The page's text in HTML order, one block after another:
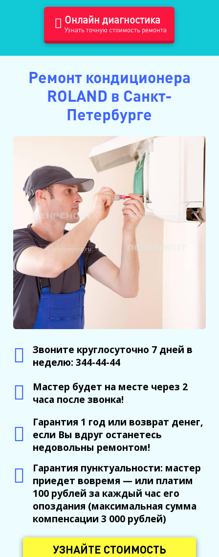
Онлайн диагностика
Узнать точную стоимость ремонта
Ремонт кондиционера
ROLAND в Санкт-
Петербурге
Звоните круглосуточно 7 дней в
неделю: 344-44-44
Мастер будет на месте через 2
часа после звонка!
Гарантия 1 год или возврат денег,
если Вы вдруг останетесь
недовольны ремонтом!
Гарантия пунктуальности: мастер
приедет вовремя — или платим
100 рублей за каждый час его
опоздания (максимальная сумма
компенсации 3 000 рублей)
УЗНАЙТЕ СТОИМОСТЬ